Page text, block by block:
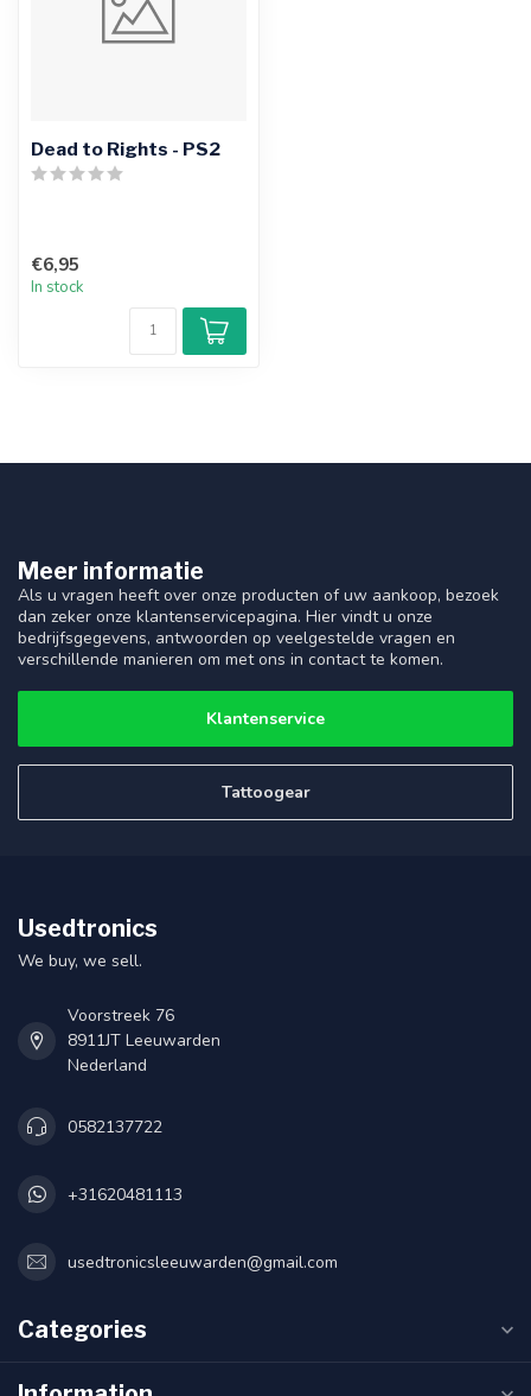
Dead to Rights - PS2
€6,95
In stock
Meer informatie
Als u vragen heeft over onze producten of uw aankoop, bezoek
dan zeker onze klantenservicepagina. Hier vindt u onze
bedrijfsgegevens, antwoorden op veelgestelde vragen en
verschillende manieren om met ons in contact te komen.
Klantenservice
Tattoogear
Usedtronics
We buy, we sell.
Voorstreek 76
8911JT Leeuwarden
Nederland
0582137722
+31620481113
usedtronicsleeuwarden@gmail.com
Categories